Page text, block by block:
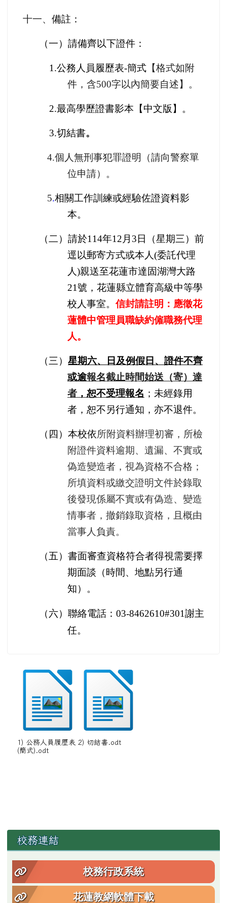
十一、 備註：
（一）請備齊以下證件：
1.公務人員履歷表-簡式 【格式如附
件，含500字以內簡要自述】。
2.最高學歷證書影本【中文版】。
3.切結書。
4.個人無刑事犯罪證明（請向警察單
位申請）。
5.相關工作訓練或經驗佐證資料影
本。
（二）請於114年12 月 3 日（星期三）前
逕以郵寄方式或本人(委託代理
人)親送至花蓮市達固湖灣大路
21號， 花蓮縣立體育高級中等學
校 人事室。 信封請註明：應徵花
蓮體中管理員職缺約僱職務代理
人。
（三） 星期六、日及例假日、證件不齊
或逾報名截止時間始送（寄）達
者 ，恕不受理報名 ；未經錄用
者，恕不另行通知，亦不退件。
（四）本校依所附資料辦理初審，所檢
附證件資料逾期、遺漏、不實或
偽造變造者，視為資格不合格；
所填資料或繳交證明文件於錄取
後發現係屬不實或有偽造、變造
情事者，撤銷錄取資格，且概由
當事人負責。
（五）書面審查資格符合者得視需要擇
期面談（時間、地點另行通
知）。
（六）聯絡電話： 03-8462610#301謝主
任。
1) 公務人員履歷表
(簡式).odt
2) 切結書.odt
左邊區域內容
校務連結
校務行政系統
花蓮教網軟體下載